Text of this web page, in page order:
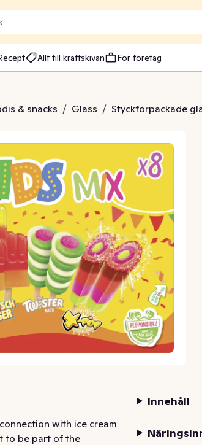
Allt till kräftskivan För företag
& snacks / Glass / Styckförpackade
with ice cream
to be part of the
Innehåll